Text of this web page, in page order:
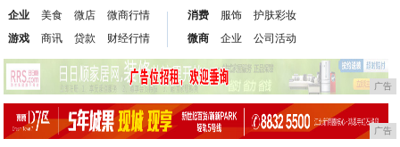
企业
游戏
美食
商讯
微店
贷款
微商行情
财经行情
消费
微商
服饰
企业
护肤彩妆
公司活动
广告
广告